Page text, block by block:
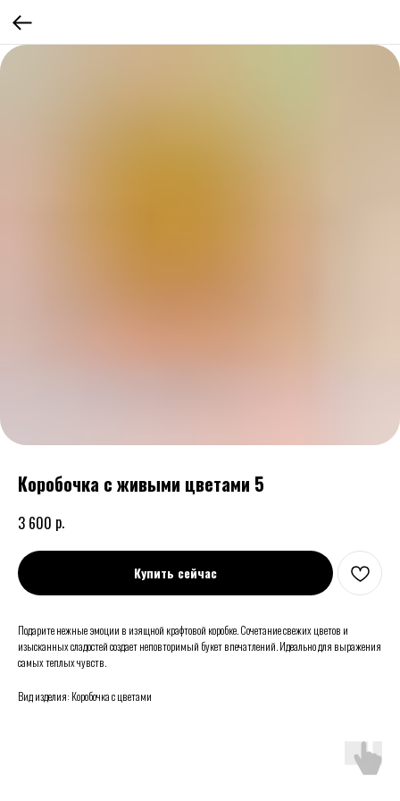
Коробочка с живыми цветами 5
3 600 р.
Купить сейчас
Подарите нежные эмоции в изящной крафтовой коробке. Сочетание свежих цветов и
изысканных сладостей создает неповторимый букет впечатлений. Идеально для выражения
самых теплых чувств.
Вид изделия: Коробочка с цветами